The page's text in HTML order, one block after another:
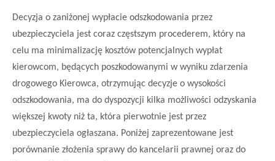
Decyzja o zaniżonej wypłacie odszkodowania przez
ubezpieczyciela jest coraz częstszym procederem, który na
celu ma minimalizację kosztów potencjalnych wypłat
kierowcom, będących poszkodowanymi w wyniku zdarzenia
drogowego Kierowca, otrzymując decyzje o wysokości
odszkodowania, ma do dyspozycji kilka możliwości odzyskania
większej kwoty niż ta, która pierwotnie jest przez
ubezpieczyciela ogłaszana. Poniżej zaprezentowane jest
porównanie złożenia sprawy do kancelarii prawnej oraz do